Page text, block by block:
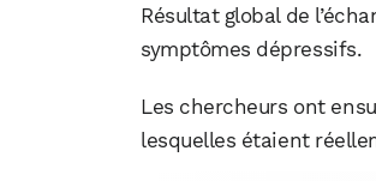
Résultat global de
symptômes dépressifs.
Les chercheurs ont
lesquelles étaient